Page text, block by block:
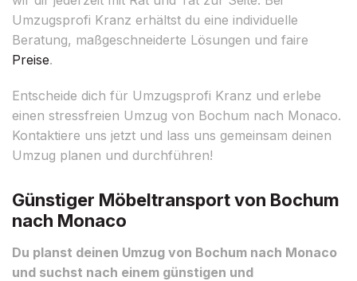
Umzugsprofi Kranz erhältst du eine individuelle
Beratung, maßgeschneiderte Lösungen und faire
Preise.
Entscheide dich für Umzugsprofi Kranz und erlebe
einen stressfreien Umzug von Bochum nach Monaco.
Kontaktiere uns jetzt und lass uns gemeinsam deinen
Umzug planen und durchführen!
Günstiger Möbeltransport von Bochum
nach Monaco
Du planst deinen Umzug von Bochum nach Monaco
und suchst nach einem günstigen und